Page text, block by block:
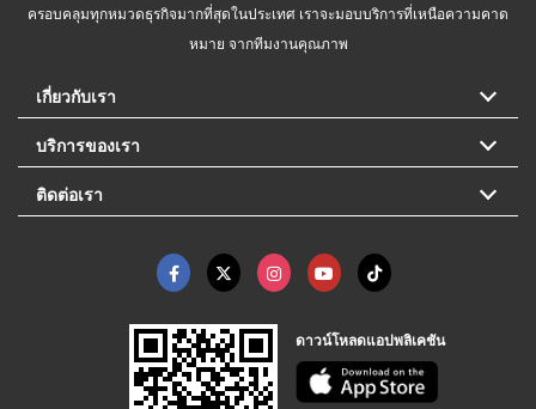
ครอบคลุมทุกหมวดธุรกิจมากที่สุดในประเทศ เราจะมอบบริการที่เหนือความคาด
หมาย จากทีมงานคุณภาพ
เกี่ยวกับเรา
บริการของเรา
ติดต่อเรา
ดาวน์โหลดแอปพลิเคชัน